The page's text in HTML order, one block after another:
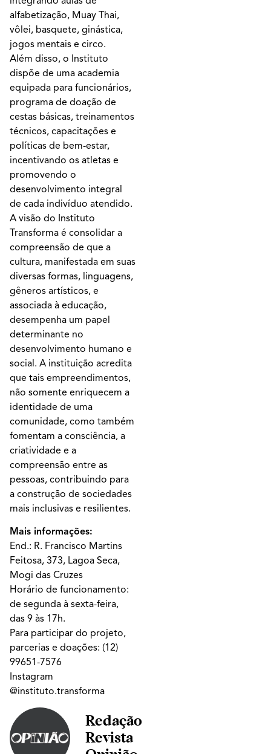
alfabetização, Muay Thai,
vôlei, basquete, ginástica,
jogos mentais e circo.
Além disso, o Instituto
dispõe de uma academia
equipada para funcionários,
programa de doação de
cestas básicas, treinamentos
técnicos, capacitações e
políticas de bem-estar,
incentivando os atletas e
promovendo o
desenvolvimento integral
de cada indivíduo atendido.
A visão do Instituto
Transforma é consolidar a
compreensão de que a
cultura, manifestada em suas
diversas formas, linguagens,
gêneros artísticos, e
associada à educação,
desempenha um papel
determinante no
desenvolvimento humano e
social. A instituição acredita
que tais empreendimentos,
não somente enriquecem a
identidade de uma
comunidade, como também
fomentam a consciência, a
criatividade e a
compreensão entre as
pessoas, contribuindo para
a construção de sociedades
mais inclusivas e resilientes.
Mais informações:
End.: R. Francisco Martins
Feitosa, 373, Lagoa Seca,
Mogi das Cruzes
Horário de funcionamento:
de segunda à sexta-feira,
das 9 às 17h.
Para participar do projeto,
parcerias e doações: (12)
99651-7576
Instagram
@instituto.transforma
Redação
Revista